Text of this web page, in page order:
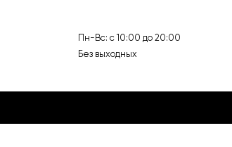
Пн-Вс: с 10:00 до 20:00
Без выходных